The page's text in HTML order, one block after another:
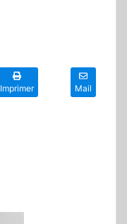
Imprimer Mail